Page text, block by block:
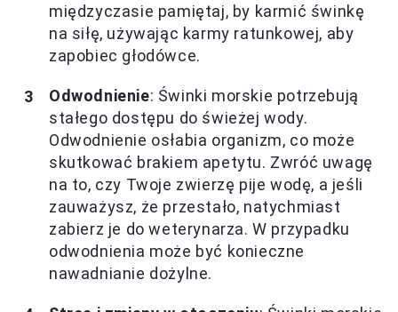
międzyczasie pamiętaj, by karmić świnkę
na siłę, używając karmy ratunkowej, aby
zapobiec głodówce.
Odwodnienie: Świnki morskie potrzebują
stałego dostępu do świeżej wody.
Odwodnienie osłabia organizm, co może
skutkować brakiem apetytu. Zwróć uwagę
na to, czy Twoje zwierzę pije wodę, a jeśli
zauważysz, że przestało, natychmiast
zabierz je do weterynarza. W przypadku
odwodnienia może być konieczne
nawadnianie dożylne.